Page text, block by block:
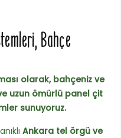
Bahçe
olarak, bahçeniz ve
uzun ömürlü panel çit
sunuyoruz.
Ankara tel örgü ve